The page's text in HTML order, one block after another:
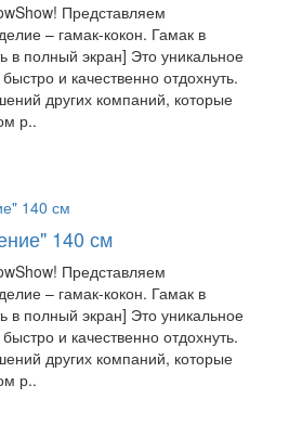
Представляем
– гамак-кокон. Гамак в
полный экран] Это уникальное
и качественно отдохнуть.
других компаний, которые
р..
140 см
Представляем
– гамак-кокон. Гамак в
полный экран] Это уникальное
и качественно отдохнуть.
других компаний, которые
р..